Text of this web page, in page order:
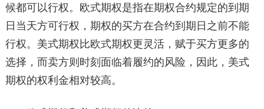
候都可以行权。欧式期权是指在期权合约规定的到期
日当天方可行权，期权的买方在合约到期日之前不能
行权。美式期权比欧式期权更灵活，赋于买方更多的
选择，而卖方则时刻面临着履约的风险，因此，美式
期权的权利金相对较高。